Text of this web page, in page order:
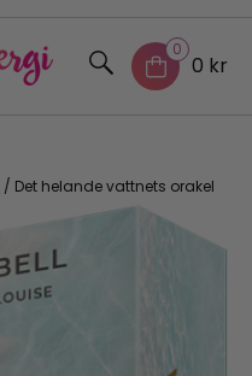
0
0 kr
/ Det helande vattnets orakel